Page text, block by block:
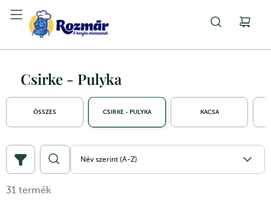
Csirke - Pulyka
ÖSSZES CSIRKE - PULYKA KACSA
31 termék
Név szerint (A-Z)